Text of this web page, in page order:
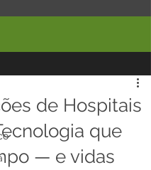
de Hospitais
que
— e vidas